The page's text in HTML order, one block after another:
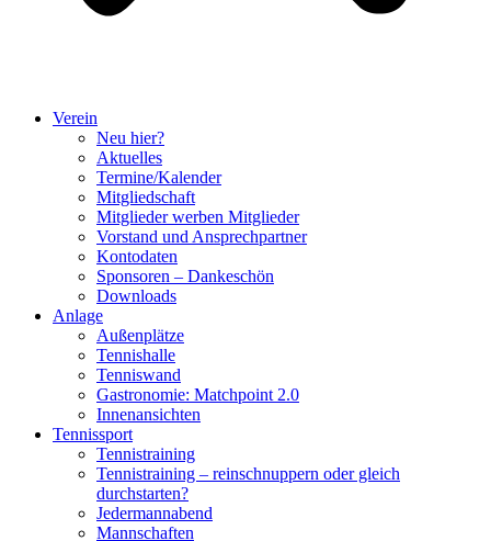
Verein
Neu hier?
Aktuelles
Termine/Kalender
Mitgliedschaft
Mitglieder werben Mitglieder
Vorstand und Ansprechpartner
Kontodaten
Sponsoren – Dankeschön
Downloads
Anlage
Außenplätze
Tennishalle
Tenniswand
Gastronomie: Matchpoint 2.0
Innenansichten
Tennissport
Tennistraining
Tennistraining – reinschnuppern oder gleich
durchstarten?
Jedermannabend
Mannschaften